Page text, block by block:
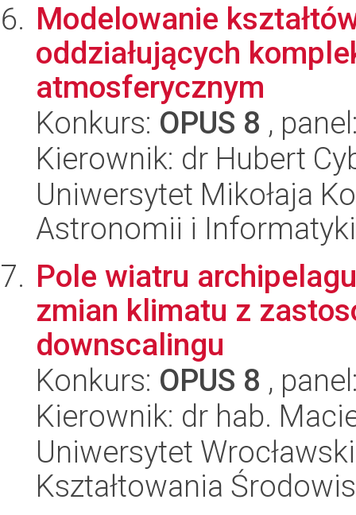
Modelowanie
oddziałujących
atmosferycznym
Konkurs: OPUS 8 ,
Kierownik: dr Hubert
Uniwersytet Mikołaja
Astronomii i
Pole wiatru
zmian klimatu z
downscalingu
Konkurs: OPUS 8 ,
Kierownik: dr hab.
Uniwersytet
Kształtowania